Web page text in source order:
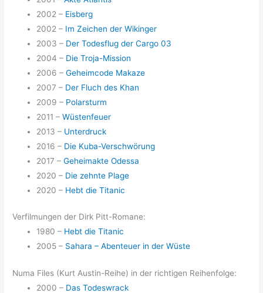
2002 – Eisberg
2002 – Im Zeichen der Wikinger
2003 – Der Todesflug der Cargo 03
2004 – Die Troja-Mission
2006 –Geheimcode Makaze
2007 – Der Fluch des Khan
2009 – Polarsturm
2011 –Wüstenfeuer
2013 – Unterdruck
2016 – Die Kuba-Verschwörung
2017 –Geheimakte Odessa
2020 – Die zehnte Plage
2020 – Hebt die Titanic
Verfilmungen der Dirk Pitt-Romane:
1980 – Hebt die Titanic
2005 – Sahara – Abenteuer in der Wüste
Numa Files (Kurt Austin-Reihe) in der richtigen Reihenfolge:
2000 – Das Todeswrack